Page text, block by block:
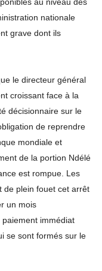
au niveau des
nationale
grave dont ils
le directeur général
croissant face à la
décisionnaire sur le
de reprendre
mondiale et
de la portion Ndélé
est rompue. Les
de plein fouet cet arrêt
un mois
immédiat
se sont formés sur le